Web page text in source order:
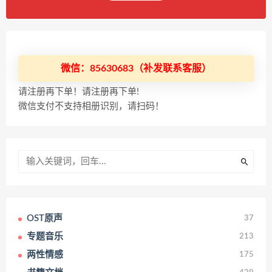
微信：85630683（补发联系客服）
请注册再下单！请注册再下单!
微信支付不支持相册识别，请扫码！
OST原声 37
专题音乐 213
两性情感 175